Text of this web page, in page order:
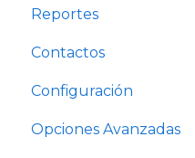
Reportes
Contactos
Configuración
Opciones Avanzadas